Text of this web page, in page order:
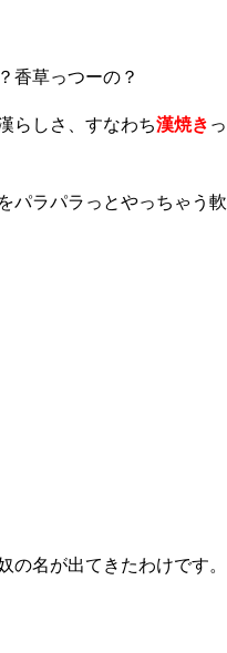
香草っつーの？
らしさ、すなわち漢焼き っ
パラパラっとやっちゃう軟
の名が出てきたわけです。